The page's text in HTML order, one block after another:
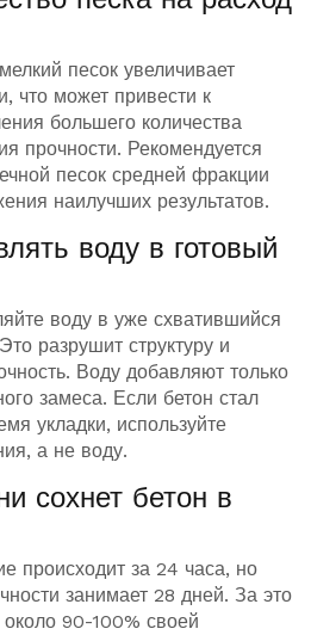
песок увеличивает
что может привести к
большего количества
прочности. Рекомендуется
песок средней фракции
наилучших результатов.
воду в готовый
воду в уже схватившийся
разрушит структуру и
Воду добавляют только
замеса. Если бетон стал
укладки, используйте
а не воду.
сохнет бетон в
происходит за 24 часа, но
занимает 28 дней. За это
около 90-100% своей